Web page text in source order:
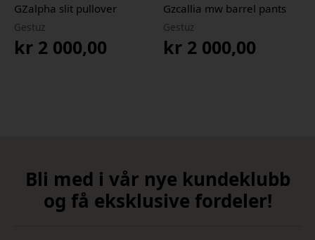
GZalpha slit pullover
Gestuz
kr 2 000,00
Gzcallia mw barrel pants
Gestuz
kr2 000,00
Bli med i vår nye kundeklubb
og få eksklusive fordeler!